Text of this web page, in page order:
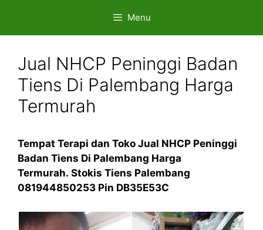
content
Menu
Jual NHCP Peninggi Badan
Tiens Di Palembang Harga
Termurah
Tempat Terapi dan Toko Jual NHCP Peninggi
Badan Tiens Di Palembang Harga
Termurah. Stokis Tiens Palembang
081944850253 Pin DB35E53C